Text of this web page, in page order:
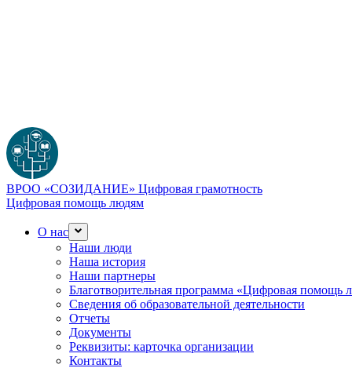
ВРОО «СОЗИДАНИЕ» Цифровая грамотность
Цифровая помощь людям
О нас
Наши люди
Наша история
Наши партнеры
Благотворительная программа «Цифровая помощь
Сведения об образовательной деятельности
Отчеты
Документы
Реквизиты: карточка организации
Контакты